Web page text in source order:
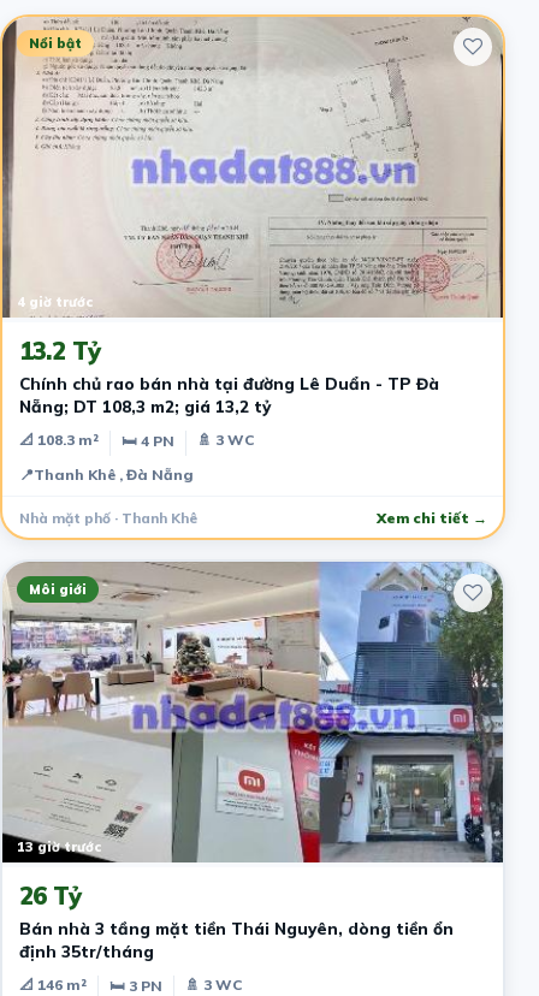
Nổi bật
4 giờ trước
13.2 Tỷ
Chính chủ rao bán nhà tại đường Lê Duẩn - TP Đà
Nẵng; DT 108,3 m2; giá 13,2 tỷ
📐 108.3 m² 🛏 4 PN
🚿 3 WC
📍Thanh Khê , Đà Nẵng
Nhà mặt phố · Thanh Khê Xem chi tiết →
Môi giới
13 giờ trước
26 Tỷ
Bán nhà 3 tầng mặt tiền Thái Nguyên, dòng tiền ổn
định 35tr/tháng
📐 146 m² 🛏 3 PN
🚿 3 WC